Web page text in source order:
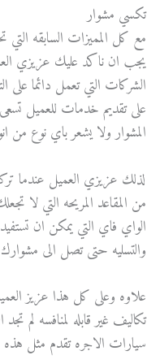
تكسي مشوار
مع كل المميزات السابقه التي
يجب ان ناكد عليك عزيزي
الشركات التي تعمل دائما على
على تقديم خدمات للعميل
المشوار ولا يشعر باي نوع من
لذلك عزيزي العميل عندما
من المقاعد المريحه التي لا
الواي فاي التي يمكن ان
والتسليه حتى تصل الى
علاوه وعلى كل هذا عزيز
تكاليف غير قابله لمنافسه
سيارات الاجره تقدم مثل هذه